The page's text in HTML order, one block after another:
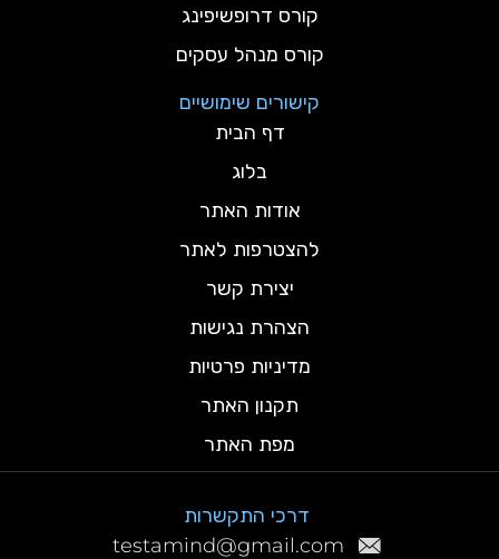
קורס דרופשיפינג
קורס מנהל עסקים
קישורים שימושיים
דף הבית
בלוג
אודות האתר
להצטרפות לאתר
יצירת קשר
הצהרת נגישות
מדיניות פרטיות
תקנון האתר
מפת האתר
דרכי התקשרות
testamind@gmail.com